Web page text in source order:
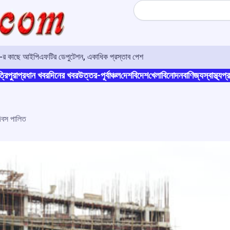
Search
কাছে আইপিএফটির ডেপুটেশন, একাধিক প্রস্তাব পেশ
প্রধান খবরদিনের খবরউত্তর-পূর্বাঞ্চলদেশবিদেশখেলাবিনোদনবাণিজ্যস্বাস্থ্য
পালিত